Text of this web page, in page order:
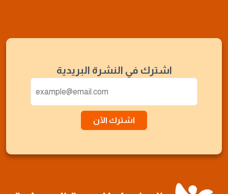
اشترك في النشرة البريدية
اشترك الآن